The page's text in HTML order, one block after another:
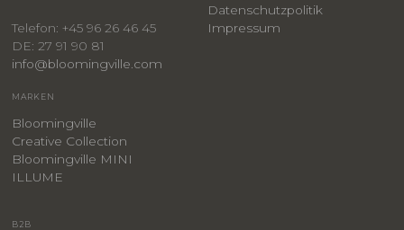
Telefon: +45 96 26 46 45
DE: 27 91 90 81
info@bloomingville.com
​Datenschutzpolitik
Impressum
MARKEN
Bloomingville
Creative Collection
Bloomingville MINI
ILLUME
B2B